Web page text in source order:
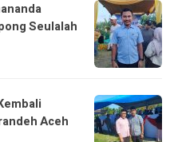
Seulalah
Aceh